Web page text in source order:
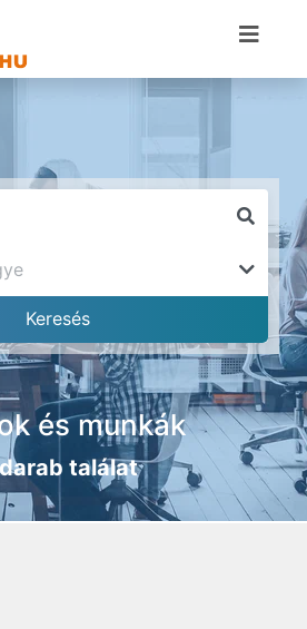
és munkák
találat